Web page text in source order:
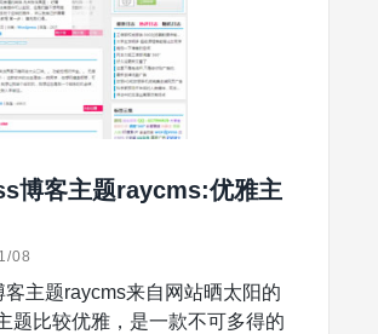
博客主题raycms:优雅主
08
主题raycms来自网站晒太阳的
题比较优雅，是一款不可多得的